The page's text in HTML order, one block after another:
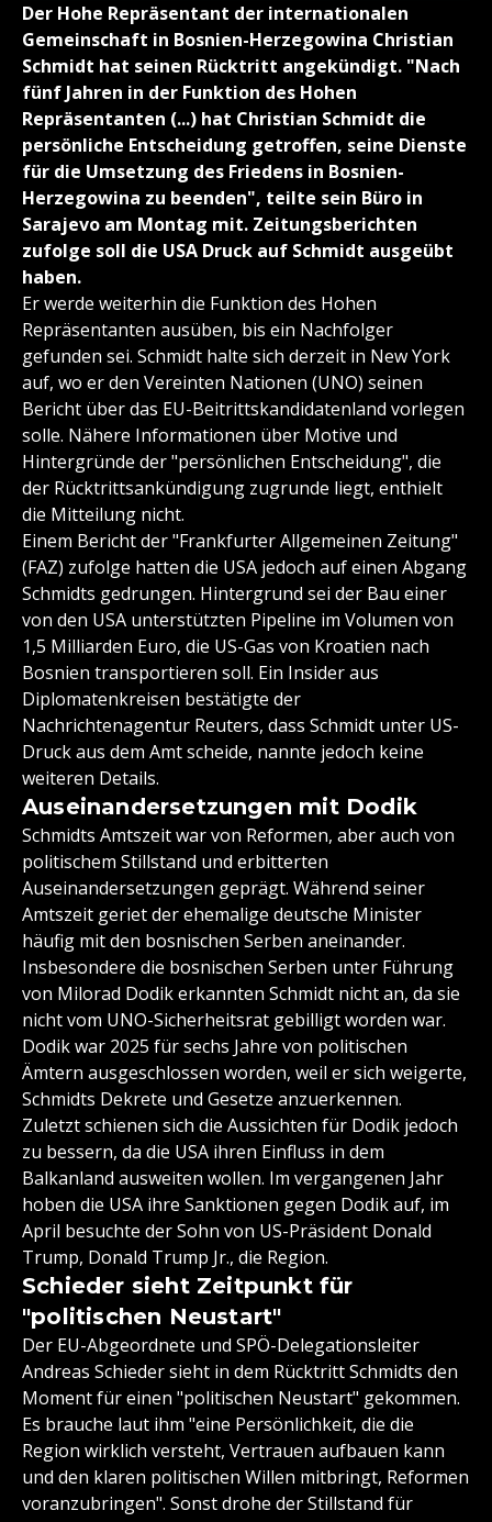
Der Hohe Repräsentant der internationalen
Gemeinschaft in Bosnien-Herzegowina Christian
Schmidt hat seinen Rücktritt angekündigt. "Nach
fünf Jahren in der Funktion des Hohen
Repräsentanten (...) hat Christian Schmidt die
persönliche Entscheidung getroffen, seine Dienste
für die Umsetzung des Friedens in Bosnien-
Herzegowina zu beenden", teilte sein Büro in
Sarajevo am Montag mit. Zeitungsberichten
zufolge soll die USA Druck auf Schmidt ausgeübt
haben.
Er werde weiterhin die Funktion des Hohen
Repräsentanten ausüben, bis ein Nachfolger
gefunden sei. Schmidt halte sich derzeit in New York
auf, wo er den Vereinten Nationen (UNO) seinen
Bericht über das EU-Beitrittskandidatenland vorlegen
solle. Nähere Informationen über Motive und
Hintergründe der "persönlichen Entscheidung", die
der Rücktrittsankündigung zugrunde liegt, enthielt
die Mitteilung nicht.
Einem Bericht der "Frankfurter Allgemeinen Zeitung"
(FAZ) zufolge hatten die USA jedoch auf einen Abgang
Schmidts gedrungen. Hintergrund sei der Bau einer
von den USA unterstützten Pipeline im Volumen von
1,5 Milliarden Euro, die US-Gas von Kroatien nach
Bosnien transportieren soll. Ein Insider aus
Diplomatenkreisen bestätigte der
Nachrichtenagentur Reuters, dass Schmidt unter US-
Druck aus dem Amt scheide, nannte jedoch keine
weiteren Details.
Auseinandersetzungen mit Dodik
Schmidts Amtszeit war von Reformen, aber auch von
politischem Stillstand und erbitterten
Auseinandersetzungen geprägt. Während seiner
Amtszeit geriet der ehemalige deutsche Minister
häufig mit den bosnischen Serben aneinander.
Insbesondere die bosnischen Serben unter Führung
von Milorad Dodik erkannten Schmidt nicht an, da sie
nicht vom UNO-Sicherheitsrat gebilligt worden war.
Dodik war 2025 für sechs Jahre von politischen
Ämtern ausgeschlossen worden, weil er sich weigerte,
Schmidts Dekrete und Gesetze anzuerkennen.
Zuletzt schienen sich die Aussichten für Dodik jedoch
zu bessern, da die USA ihren Einfluss in dem
Balkanland ausweiten wollen. Im vergangenen Jahr
hoben die USA ihre Sanktionen gegen Dodik auf, im
April besuchte der Sohn von US-Präsident Donald
Trump, Donald Trump Jr., die Region.
Schieder sieht Zeitpunkt für
"politischen Neustart"
Der EU-Abgeordnete und SPÖ-Delegationsleiter
Andreas Schieder sieht in dem Rücktritt Schmidts den
Moment für einen "politischen Neustart" gekommen.
Es brauche laut ihm "eine Persönlichkeit, die die
Region wirklich versteht, Vertrauen aufbauen kann
und den klaren politischen Willen mitbringt, Reformen
voranzubringen". Sonst drohe der Stillstand für